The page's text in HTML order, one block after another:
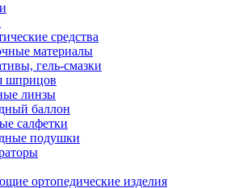
средства
материалы
гель-смазки
шприцов
линзы
баллон
салфетки
подушки
ортопедические изделия